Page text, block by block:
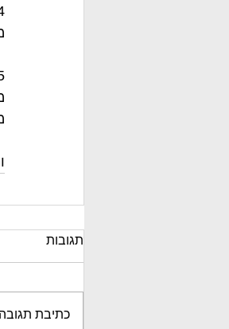
תגובות
כתיבת